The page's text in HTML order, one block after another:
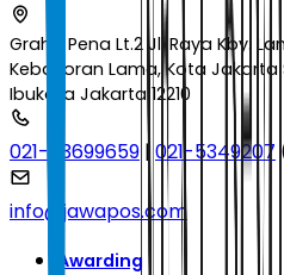
Graha Pena Lt.2 Jl. Raya Kby.
Kebayoran Lama, Kota Jakarta
Ibukota Jakarta 12210
021-53699659 |021-5349207
info@jawapos.com
Awarding